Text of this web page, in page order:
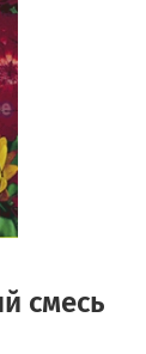
смесь